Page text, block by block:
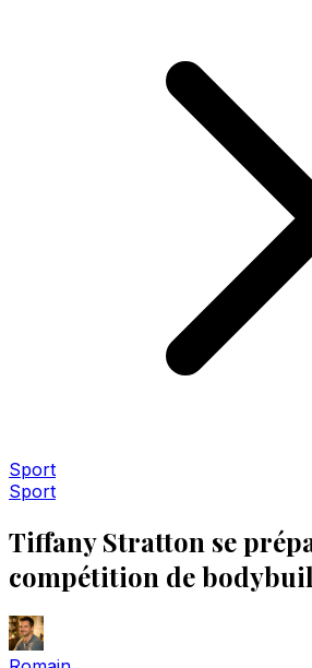
Sport
Sport
Tiffany Stratton se
compétition de